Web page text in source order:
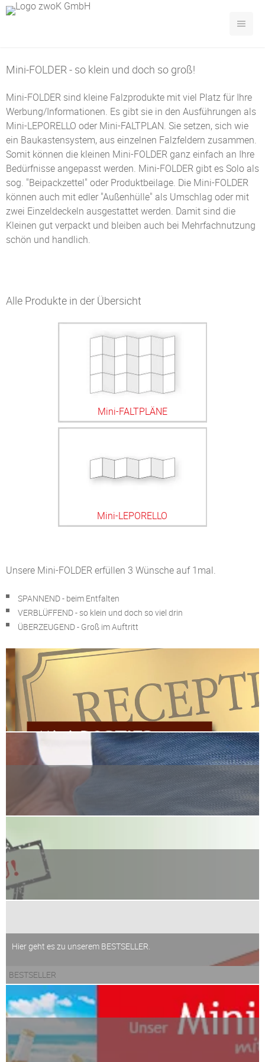
Mini-FOLDER - so klein und doch so groß!
Mini-FOLDER sind kleine Falzprodukte mit viel Platz für Ihre
Werbung/Informationen. Es gibt sie in den Ausführungen als
Mini-LEPORELLO oder Mini-FALTPLAN. Sie setzen, sich wie
ein Baukastensystem, aus einzelnen Falzfeldern zusammen.
Somit können die kleinen Mini-FOLDER ganz einfach an Ihre
Bedürfnisse angepasst werden. Mini-FOLDER gibt es Solo als
sog. "Beipackzettel" oder Produktbeilage. Die Mini-FOLDER
können auch mit edler "Außenhülle" als Umschlag oder mit
zwei Einzeldeckeln ausgestattet werden. Damit sind die
Kleinen gut verpackt und bleiben auch bei Mehrfachnutzung
schön und handlich.
Alle Produkte in der Übersicht
Mini-FALTPLÄNE
Mini-LEPORELLO
Unsere Mini-FOLDER erfüllen 3 Wünsche auf 1mal.
SPANNEND - beim Entfalten
VERBLÜFFEND - so klein und doch so viel drin
ÜBERZEUGEND - Groß im Auftritt
BESTSELLER
Hier geht es zu unserem BESTSELLER.